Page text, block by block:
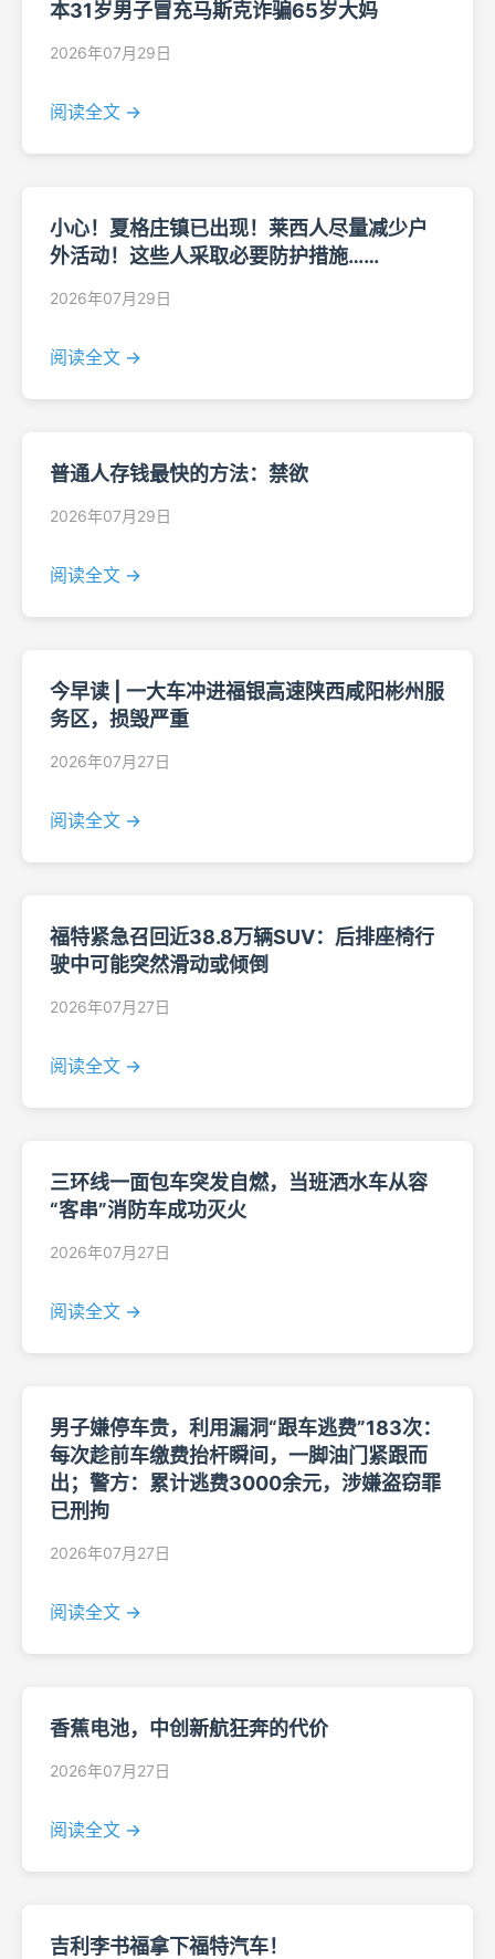
本31岁男子冒充马斯克诈骗65岁大妈
2026年07月29日
阅读全文 →
小心！夏格庄镇已出现！莱西人尽量减少户
外活动！这些人采取必要防护措施……
2026年07月29日
阅读全文 →
普通人存钱最快的方法：禁欲
2026年07月29日
阅读全文 →
今早读 | 一大车冲进福银高速陕西咸阳彬州服
务区，损毁严重
2026年07月27日
阅读全文 →
福特紧急召回近38.8万辆SUV：后排座椅行
驶中可能突然滑动或倾倒
2026年07月27日
阅读全文 →
三环线一面包车突发自燃，当班洒水车从容
“客串”消防车成功灭火
2026年07月27日
阅读全文 →
男子嫌停车贵，利用漏洞“跟车逃费”183次：
每次趁前车缴费抬杆瞬间，一脚油门紧跟而
出；警方：累计逃费3000余元，涉嫌盗窃罪
已刑拘
2026年07月27日
阅读全文 →
香蕉电池，中创新航狂奔的代价
2026年07月27日
阅读全文 →
吉利李书福拿下福特汽车！